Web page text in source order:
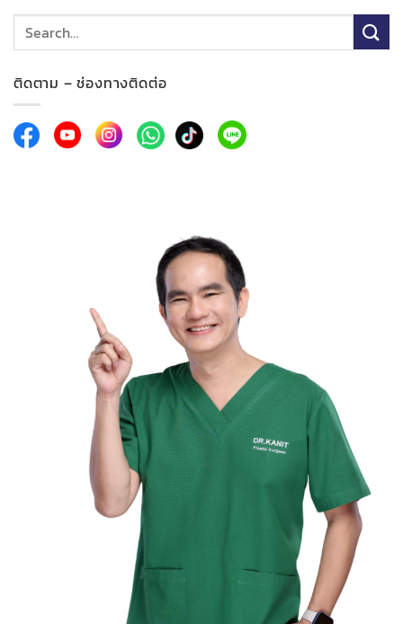
ติดตาม – ช่องทางติดต่อ